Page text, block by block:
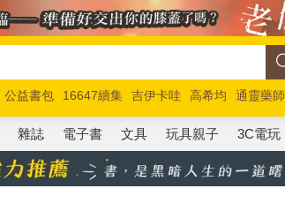
公益書包 16647續集 吉伊卡哇 高希均
通靈藥師
馬斯克 玩具總動員5 超慢跑
雜誌 電子書 文具 玩具親子 3C電玩